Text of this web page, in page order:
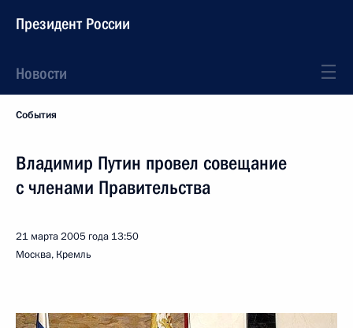
Президент России
Новости
События
Владимир Путин провел совещание
с членами Правительства
21 марта 2005 года 13:50
Москва, Кремль